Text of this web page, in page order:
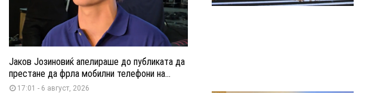
Јаков Јозиновиќ апелираше до публиката да
престане да фрла мобилни телефони на...
17:01 - 6 август, 2026